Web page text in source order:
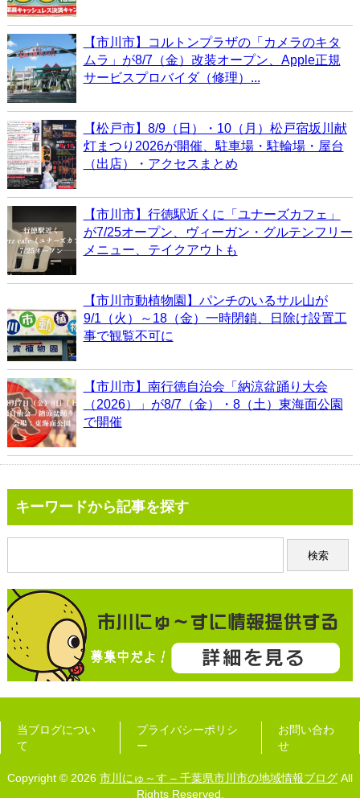
【市川市】コルトンプラザの「カメラのキタ
ムラ」が8/7（金）改装オープン、Apple正規
サービスプロバイダ（修理）...
【松戸市】8/9（日）・10（月）松戸宿坂川献
灯まつり2026が開催、駐車場・駐輪場・屋台
（出店）・アクセスまとめ
【市川市】行徳駅近くに「ユナーズカフェ」
が7/25オープン、ヴィーガン・グルテンフリー
メニュー、テイクアウトも
【市川市動植物園】パンチのいるサル山が
9/1（火）～18（金）一時閉鎖、日除け設置工
事で観覧不可に
【市川市】南行徳自治会「納涼盆踊り大会
（2026）」が8/7（金）・8（土）東海面公園
で開催
キーワードから記事を探す
当ブログについ
て
プライバシーポリシ
ー
お問い合わ
せ
Copyright © 2026 市川にゅ～す – 千葉県市川市の地域情報ブログ All
Rights Reserved.